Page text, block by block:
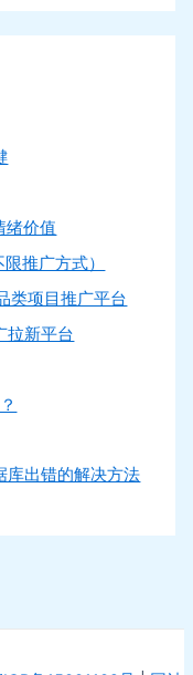
绪价值
推广方式）
类项目推广平台
拉新平台
库出错的解决方法